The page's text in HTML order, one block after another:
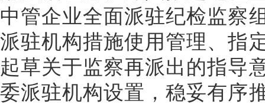
中管企业全面派驻纪检监察
派驻机构措施使用管理、指
起草关于监察再派出的指导
委派驻机构设置，稳妥有序